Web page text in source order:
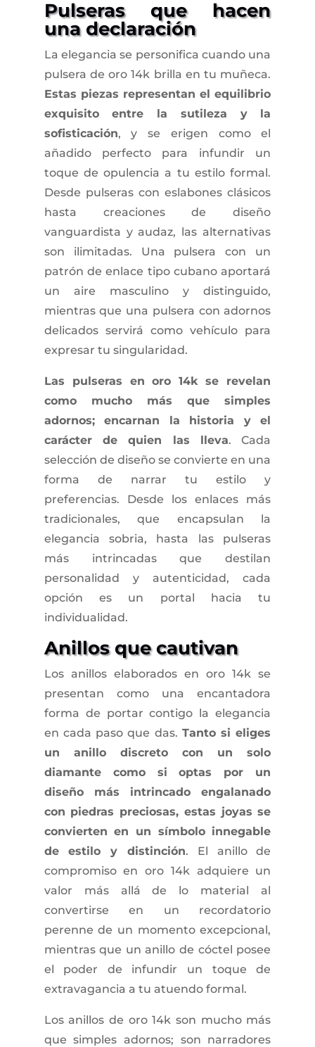
Pulseras que hacen
una declaración
La elegancia se personifica cuando una
pulsera de oro 14k brilla en tu muñeca.
Estas piezas representan el equilibrio
exquisito entre la sutileza y la
sofisticación, y se erigen como el
añadido perfecto para infundir un
toque de opulencia a tu estilo formal.
Desde pulseras con eslabones clásicos
hasta creaciones de diseño
vanguardista y audaz, las alternativas
son ilimitadas. Una pulsera con un
patrón de enlace tipo cubano aportará
un aire masculino y distinguido,
mientras que una pulsera con adornos
delicados servirá como vehículo para
expresar tu singularidad.
Las pulseras en oro 14k se revelan
como mucho más que simples
adornos; encarnan la historia y el
carácter de quien las lleva. Cada
selección de diseño se convierte en una
forma de narrar tu estilo y
preferencias. Desde los enlaces más
tradicionales, que encapsulan la
elegancia sobria, hasta las pulseras
más intrincadas que destilan
personalidad y autenticidad, cada
opción es un portal hacia tu
individualidad.
Anillos que cautivan
Los anillos elaborados en oro 14k se
presentan como una encantadora
forma de portar contigo la elegancia
en cada paso que das. Tanto si eliges
un anillo discreto con un solo
diamante como si optas por un
diseño más intrincado engalanado
con piedras preciosas, estas joyas se
convierten en un símbolo innegable
de estilo y distinción. El anillo de
compromiso en oro 14k adquiere un
valor más allá de lo material al
convertirse en un recordatorio
perenne de un momento excepcional,
mientras que un anillo de cóctel posee
el poder de infundir un toque de
extravagancia a tu atuendo formal.
Los anillos de oro 14k son mucho más
que simples adornos; son narradores